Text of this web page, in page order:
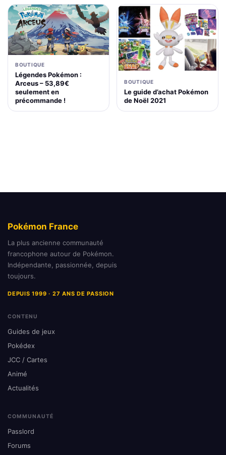
BOUTIQUE
Légendes Pokémon :
Arceus – 53,89€
seulement en
précommande !
BOUTIQUE
Le guide d’achat Pokémon
de Noël 2021
Pokémon France
La plus ancienne communauté
francophone autour de Pokémon.
Indépendante, passionnée, depuis
toujours.
DEPUIS 1999 · 27 ANS DE PASSION
CONTENU
Guides de jeux
Pokédex
JCC / Cartes
Animé
Actualités
COMMUNAUTÉ
Passlord
Forums